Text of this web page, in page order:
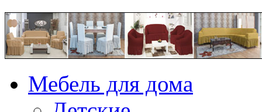
Мебель для дома